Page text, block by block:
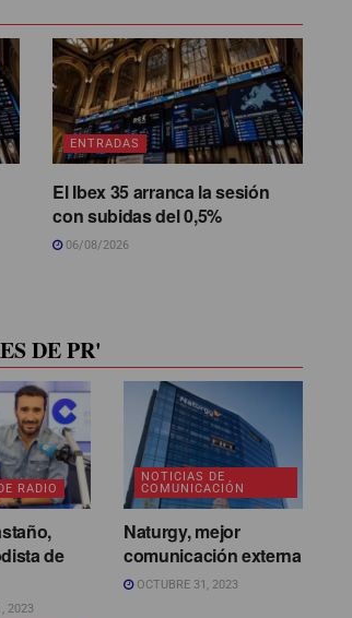
ENTRADAS
El Ibex 35 arranca la sesión
con subidas del 0,5%
06/08/2026
DE PR'
RADIO
de
2023
NOTICIAS DE
COMUNICACIÓN
Naturgy, mejor
comunicación externa
OCTUBRE 31, 2023